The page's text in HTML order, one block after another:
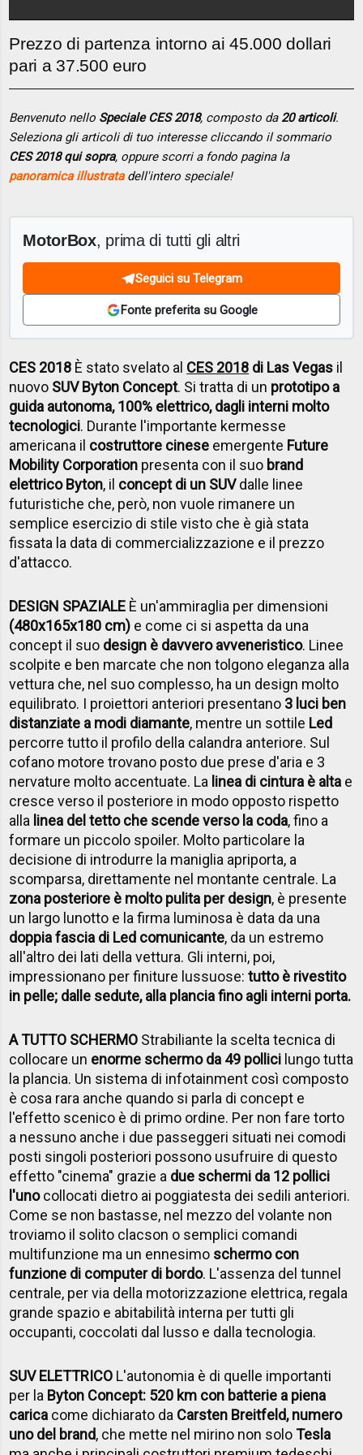
Prezzo di partenza intorno ai 45.000 dollari
pari a 37.500 euro
Benvenuto nello Speciale CES 2018, composto da 20 articoli.
Seleziona gli articoli di tuo interesse cliccando il sommario
CES 2018 qui sopra, oppure scorri a fondo pagina la
panoramica illustratadell'intero speciale!
MotorBox, prima di tutti gli altri
Seguici su Telegram
Fonte preferita su Google
CES 2018 È stato svelato al CES 2018 di Las Vegas il
nuovo SUV Byton Concept. Si tratta di un prototipo a
guida autonoma, 100% elettrico, dagli interni molto
tecnologici. Durante l'importante kermesse
americana il costruttore cinese emergente Future
Mobility Corporation presenta con il suo brand
elettrico Byton, il concept di un SUVdalle linee
futuristiche che, però, non vuole rimanere un
semplice esercizio di stile visto che è già stata
fissata la data di commercializzazione e il prezzo
d'attacco.
DESIGN SPAZIALE È un'ammiraglia per dimensioni
(480x165x180 cm) e come ci si aspetta da una
concept il suo design è davvero avveneristico. Linee
scolpite e ben marcate che non tolgono eleganza alla
vettura che, nel suo complesso, ha un design molto
equilibrato. I proiettori anteriori presentano 3 luci ben
distanziate a modi diamante, mentre un sottile Led
percorre tutto il profilo della calandra anteriore. Sul
cofano motore trovano posto due prese d'aria e 3
nervature molto accentuate. La linea di cintura è alta e
cresce verso il posteriore in modo opposto rispetto
alla linea del tetto che scende verso la coda, fino a
formare un piccolo spoiler. Molto particolare la
decisione di introdurre la maniglia apriporta, a
scomparsa, direttamente nel montante centrale. La
zona posteriore è molto pulita per design, è presente
un largo lunotto e la firma luminosa è data da una
doppia fascia di Led comunicante, da un estremo
all'altro dei lati della vettura. Gli interni, poi,
impressionano per finiture lussuose:tutto è rivestito
in pelle; dalle sedute, alla plancia fino agli interni porta.
A TUTTO SCHERMO Strabiliante la scelta tecnica di
collocare un enorme schermo da 49 pollici lungo tutta
la plancia. Un sistema di infotainment così composto
è cosa rara anche quando si parla di concept e
l'effetto scenico è di primo ordine. Per non fare torto
a nessuno anche i due passeggeri situati nei comodi
posti singoli posteriori possono usufruire di questo
effetto "cinema" grazie a due schermi da 12 pollici
l'unocollocati dietro ai poggiatesta dei sedili anteriori.
Come se non bastasse, nel mezzo del volante non
troviamo il solito clacson o semplici comandi
multifunzione ma un ennesimo schermo con
funzione di computer di bordo. L'assenza del tunnel
centrale, per via della motorizzazione elettrica, regala
grande spazio e abitabilità interna per tutti gli
occupanti, coccolati dal lusso e dalla tecnologia.
SUV ELETTRICO L'autonomia è di quelle importanti
per la Byton Concept: 520 km con batterie a piena
carica come dichiarato da Carsten Breitfeld, numero
uno del brand, che mette nel mirino non soloTesla